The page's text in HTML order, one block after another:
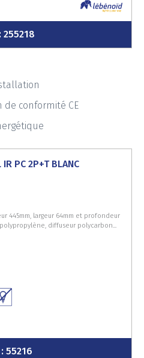
255218
de conformité CE
IR PC 2P+T BLANC
445mm, largeur 64mm et profondeur
diffuseur polycarbon...
55216